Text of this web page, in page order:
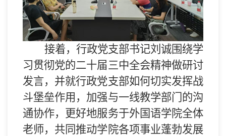
接着， 行政党支部书记刘诚围绕学
习贯彻党的二十届三中全会精神做研讨
发言， 并就行政党支部如何切实发挥战
斗堡垒作用，加强与一线教学部门的沟
通协作，
更好地服务于外国语学院全体
老师， 共同推动学院各项事业蓬勃发展